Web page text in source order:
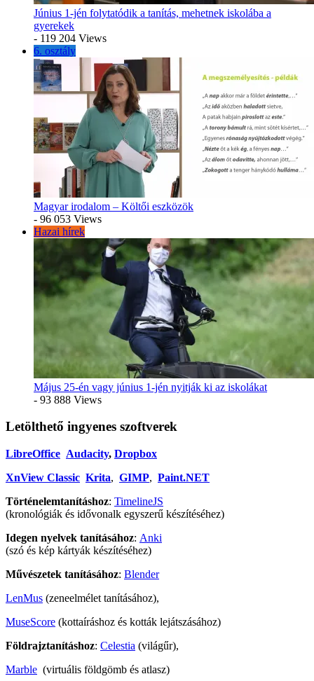
Június 1-jén folytatódik a tanítás, mehetnek iskolába a
gyerekek
- 119 204 Views
6. osztály
Magyar irodalom – Költői eszközök
- 96 053 Views
Hazai hírek
Május 25-én vagy június 1-jén nyitják ki az iskolákat
- 93 888 Views
Letölthető ingyenes szoftverek
LibreOffice Audacity, Dropbox
XnView Classic Krita, GIMP, Paint.NET
Történelemtanításhoz: TimelineJS
(kronológiák és idővonalk egyszerű készítéséhez)
Idegen nyelvek tanításához: Anki
(szó és kép kártyák készítéséhez)
Művészetek tanításához: Blender
LenMus (zeneelmélet tanításához),
MuseScore (kottaíráshoz és kották lejátszásához)
Földrajztanításhoz: Celestia (világűr),
Marble (virtuális földgömb és atlasz)